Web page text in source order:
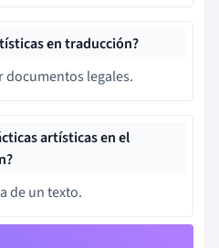
en traducción?
documentos legales.
artísticas en el
de un texto.